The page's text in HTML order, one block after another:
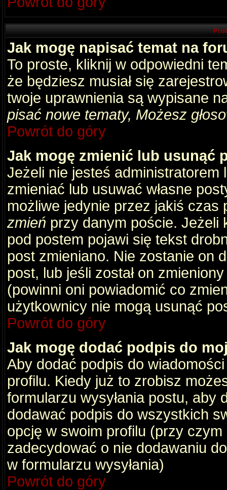
Jak mogę napisać temat na
To proste, kliknij w odpowiedni
że będziesz musiał się
twoje uprawnienia są wypisane
pisać nowe tematy, Możesz
Powrót do góry
Jak mogę zmienić lub usunąć
Jeżeli nie jesteś
zmieniać lub usuwać własne
możliwe jedynie przez jakiś
zmień przy danym poście. Jeżeli
pod postem pojawi się tekst
post zmieniano. Nie zostanie on
post, lub jeśli został on
(powinni oni powiadomić co
użytkownicy nie mogą usunąć
Powrót do góry
Jak mogę dodać podpis do
Aby dodać podpis do
profilu. Kiedy już to zrobisz
formularzu wysyłania postu,
dodawać podpis do wszystkich
opcję w swoim profilu (przy
zadecydować o nie dodawaniu
w formularzu wysyłania)
Powrót do góry